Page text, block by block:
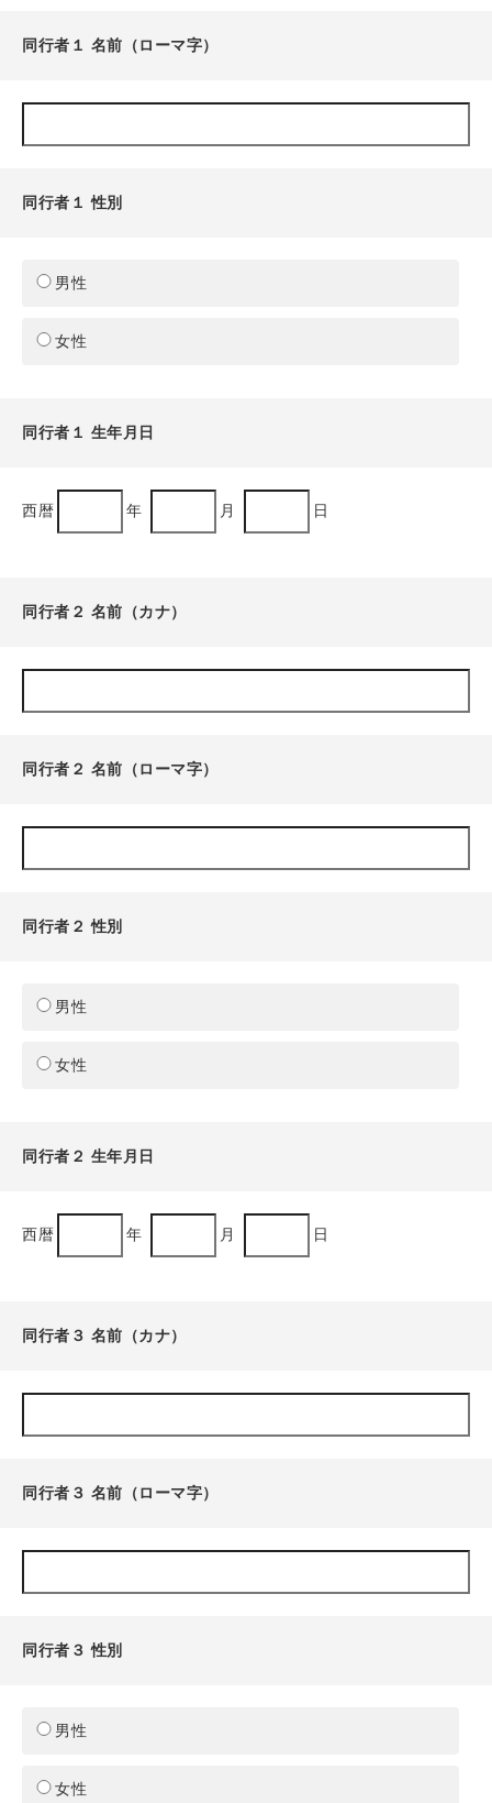
同行者１ 名前（ローマ字）
同行者１ 性別
男性
女性
同行者１ 生年月日
西暦 年 月 日
同行者２ 名前（カナ）
同行者２ 名前（ローマ字）
同行者２ 性別
男性
女性
同行者２ 生年月日
西暦 年 月 日
同行者３ 名前（カナ）
同行者３ 名前（ローマ字）
同行者３ 性別
男性
女性